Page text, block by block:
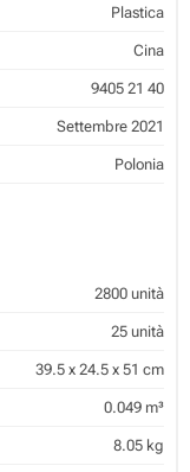
Plastica
Cina
9405 21 40
Settembre 2021
Polonia
2800 unità
25 unità
39.5 x 24.5 x 51 cm
0.049 m³
8.05 kg